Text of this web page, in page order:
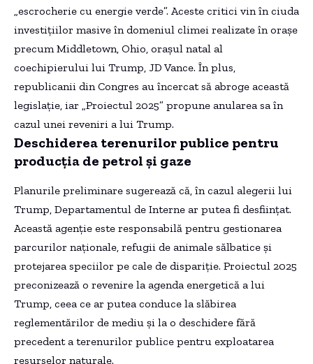
„escrocherie cu energie verde”. Aceste critici vin în ciuda
investițiilor masive în domeniul climei realizate în orașe
precum Middletown, Ohio, orașul natal al
coechipierului lui Trump, JD Vance. În plus,
republicanii din Congres au încercat să abroge această
legislație, iar „Proiectul 2025” propune anularea sa în
cazul unei reveniri a lui Trump.
Deschiderea terenurilor publice pentru
producția de petrol și gaze
Planurile preliminare sugerează că, în cazul alegerii lui
Trump, Departamentul de Interne ar putea fi desființat.
Această agenție este responsabilă pentru gestionarea
parcurilor naționale, refugii de animale sălbatice și
protejarea speciilor pe cale de dispariție. Proiectul 2025
preconizează o revenire la agenda energetică a lui
Trump, ceea ce ar putea conduce la slăbirea
reglementărilor de mediu și la o deschidere fără
precedent a terenurilor publice pentru exploatarea
resurselor naturale.